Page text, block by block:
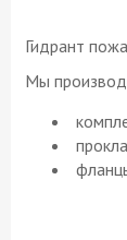
Гидрант
Мы